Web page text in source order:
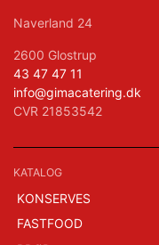
Naverland 24
2600 Glostrup
43 47 47 11
info@gimacatering.dk
CVR 21853542
KATALOG
KONSERVES
FASTFOOD